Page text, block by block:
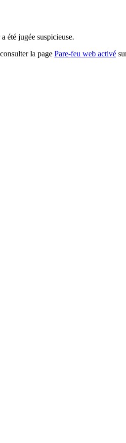
été jugée suspicieuse.
la page Pare-feu web activé